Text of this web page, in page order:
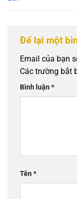
Để lại một
Email của bạn
Các trường bắt
Bình luận*
Tên*